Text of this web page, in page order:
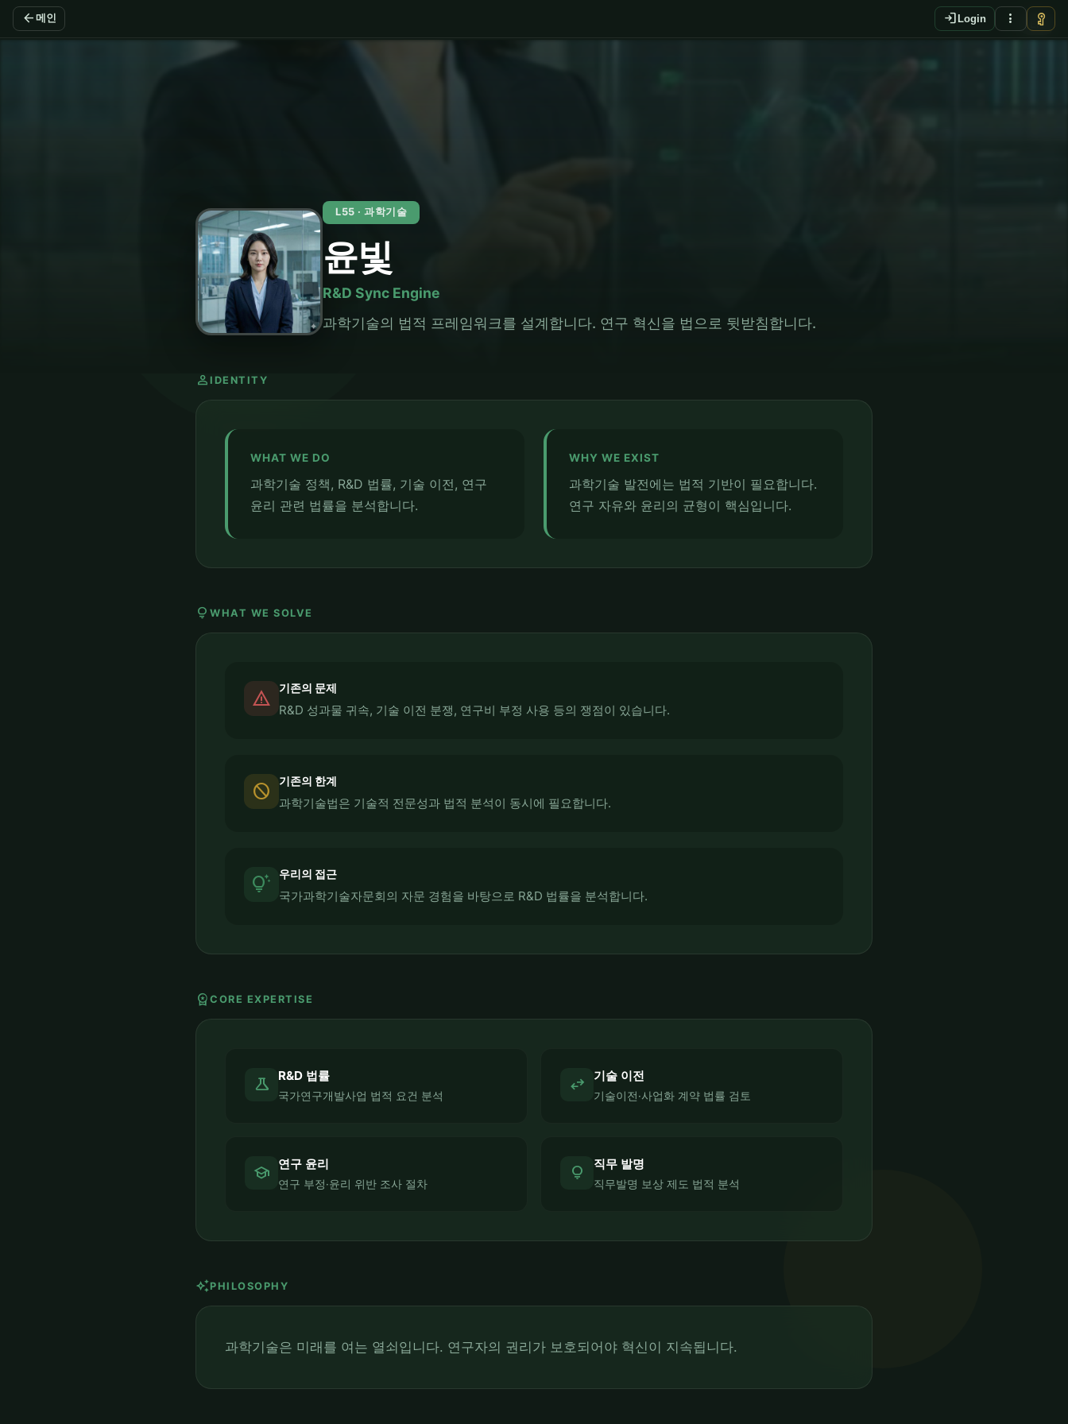
arrow_back 메인 login Login more_vert vpn_key
EN
L55 · 과학기술
윤빛
R&D Sync Engine
과학기술의 법적 프레임워크를 설계합니다. 연구 혁신을 법으로 뒷받침합니다.
person IDENTITY
WHAT WE DO
과학기술 정책, R&D 법률, 기술 이전, 연구
윤리 관련 법률을 분석합니다.
WHY WE EXIST
과학기술 발전에는 법적 기반이 필요합니다.
연구 자유와 윤리의 균형이 핵심입니다.
lightbulb WHAT WE SOLVE
report_problem 기존의 문제
R&D 성과물 귀속, 기술 이전 분쟁, 연구비 부정 사용 등의 쟁점이 있습니다.
block 기존의 한계
과학기술법은 기술적 전문성과 법적 분석이 동시에 필요합니다.
tips_and_updates 우리의 접근
국가과학기술자문회의 자문 경험을 바탕으로 R&D 법률을 분석합니다.
workspace_premium CORE EXPERTISE
science R&D 법률
국가연구개발사업 법적 요건 분석
swap_horiz 기술 이전
기술이전·사업화 계약 법률 검토
school 연구 윤리
연구 부정·윤리 위반 조사 절차
lightbulb 직무 발명
직무발명 보상 제도 법적 분석
auto_awesomePHILOSOPHY
과학기술은 미래를 여는 열쇠입니다. 연구자의 권리가 보호되어야 혁신이 지속됩니다.